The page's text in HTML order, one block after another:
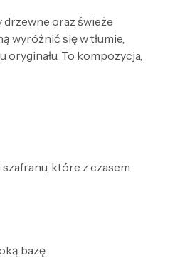
oraz świeże
wyróżnić się w tłumie,
To kompozycja,
które z czasem
bazę.